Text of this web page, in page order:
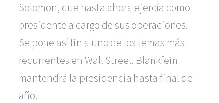
Solomon, que hasta ahora ejercía como
presidente a cargo de sus operaciones.
Se pone así fin a uno de los temas más
recurrentes en Wall Street. Blankfein
mantendrá la presidencia hasta final de
año.